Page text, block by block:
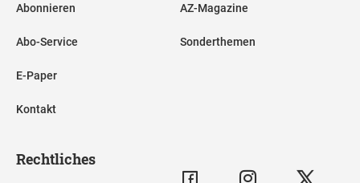
Abonnieren
Abo-Service
E-Paper
Kontakt
AZ-Magazine
Sonderthemen
Rechtliches